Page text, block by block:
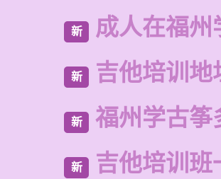
新 成人在福州
新 吉他培训地
新 福州学古筝
新 吉他培训班